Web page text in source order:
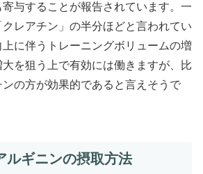
与することが報告されています。一
レアチン」の半分ほどと言われてい
に伴うトレーニングボリュームの増
を狙う上で有効には働きますが、比
の方が効果的であると言えそうで
ルギニンの摂取方法